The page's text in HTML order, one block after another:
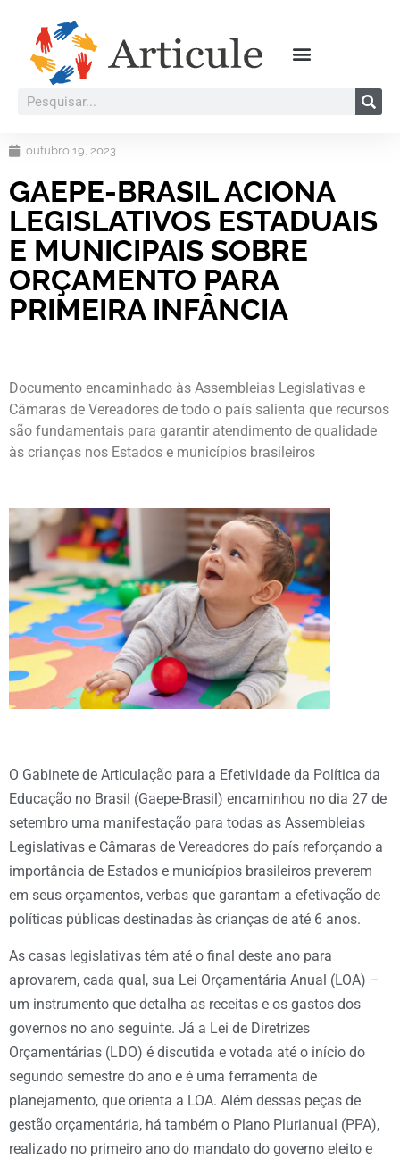
outubro 19, 2023
GAEPE-BRASIL ACIONA
LEGISLATIVOS ESTADUAIS
E MUNICIPAIS SOBRE
ORÇAMENTO PARA
PRIMEIRA INFÂNCIA
Documento encaminhado às Assembleias Legislativas e
Câmaras de Vereadores de todo o país salienta que recursos
são fundamentais para garantir atendimento de qualidade
às crianças nos Estados e municípios brasileiros
O Gabinete de Articulação para a Efetividade da Política da
Educação no Brasil (Gaepe-Brasil) encaminhou no dia 27 de
setembro uma manifestação para todas as Assembleias
Legislativas e Câmaras de Vereadores do país reforçando a
importância de Estados e municípios brasileiros preverem
em seus orçamentos, verbas que garantam a efetivação de
políticas públicas destinadas às crianças de até 6 anos.
As casas legislativas têm até o final deste ano para
aprovarem, cada qual, sua Lei Orçamentária Anual (LOA) –
um instrumento que detalha as receitas e os gastos dos
governos no ano seguinte. Já a Lei de Diretrizes
Orçamentárias (LDO) é discutida e votada até o início do
segundo semestre do ano e é uma ferramenta de
planejamento, que orienta a LOA. Além dessas peças de
gestão orçamentária, há também o Plano Plurianual (PPA),
realizado no primeiro ano do mandato do governo eleito e